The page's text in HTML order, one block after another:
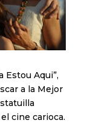
Estou Aqui”,
a la Mejor
cine carioca.